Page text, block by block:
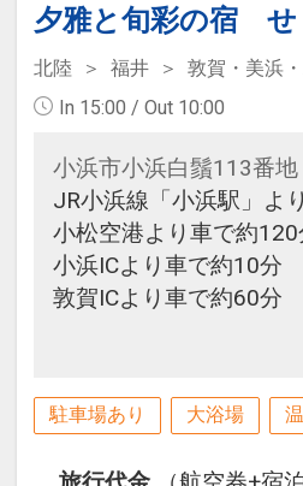
夕雅と旬彩の宿 せ
北陸 福井
敦賀・美浜
In 15:00 / Out 10:00
小浜市小浜白鬚113番地
JR小浜線「小浜駅」よ
小松空港より車で約120
小浜ICより車で約10分
敦賀ICより車で約60分
駐車場あり 大浴場